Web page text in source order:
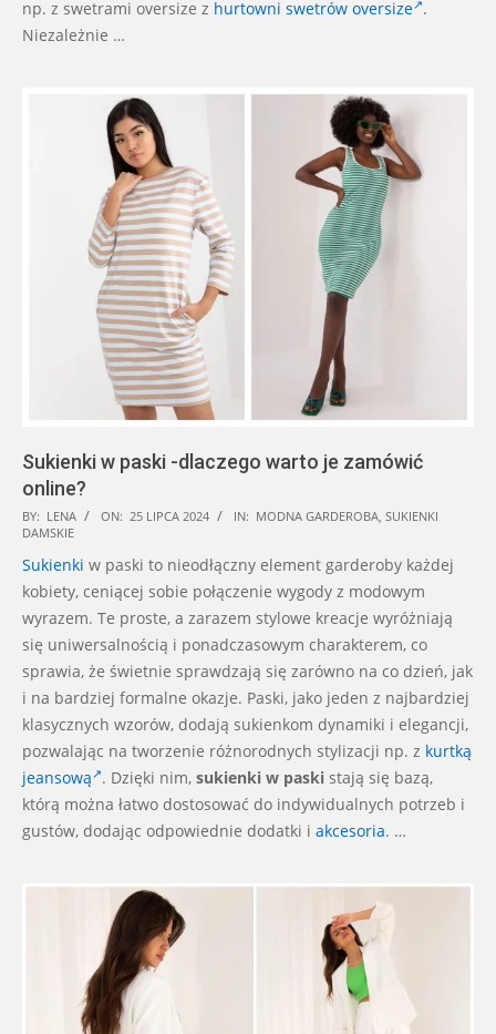
np. z swetrami oversize z hurtowni swetrów oversize .
Niezależnie …
Sukienki w paski -dlaczego warto je zamówić
online?
2024-
07-
25
BY: LENA ON: 25 LIPCA 2024 IN: MODNA GARDEROBA, SUKIENKI
DAMSKIE
Sukienki w paski to nieodłączny element garderoby każdej
kobiety, ceniącej sobie połączenie wygody z modowym
wyrazem. Te proste, a zarazem stylowe kreacje wyróżniają
się uniwersalnością i ponadczasowym charakterem, co
sprawia, że świetnie sprawdzają się zarówno na co dzień, jak
i na bardziej formalne okazje. Paski, jako jeden z najbardziej
klasycznych wzorów, dodają sukienkom dynamiki i elegancji,
pozwalając na tworzenie różnorodnych stylizacji np. z kurtką
jeansową . Dzięki nim, sukienki w paski stają się bazą,
którą można łatwo dostosować do indywidualnych potrzeb i
gustów, dodając odpowiednie dodatki i akcesoria. …